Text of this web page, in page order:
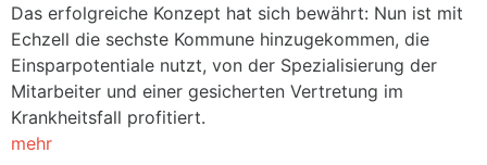
Das erfolgreiche Konzept hat sich bewährt: Nun ist mit
Echzell die sechste Kommune hinzugekommen, die
Einsparpotentiale nutzt, von der Spezialisierung der
Mitarbeiter und einer gesicherten Vertretung im
Krankheitsfall profitiert.
mehr